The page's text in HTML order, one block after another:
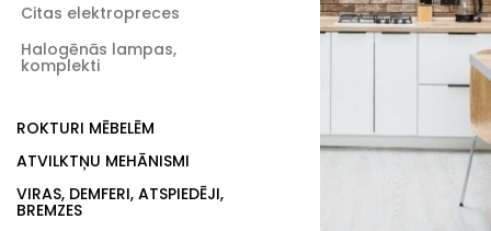
Citas elektropreces
Halogēnās lampas,
komplekti
ROKTURI MĒBELĒM
ATVILKTŅU MEHĀNISMI
VIRAS, DEMFERI, ATSPIEDĒJI,
BREMZES